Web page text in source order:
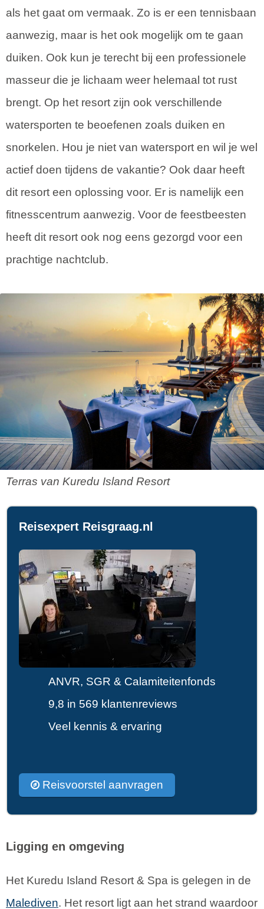
als het gaat om vermaak. Zo is er een tennisbaan
aanwezig, maar is het ook mogelijk om te gaan
duiken. Ook kun je terecht bij een professionele
masseur die je lichaam weer helemaal tot rust
brengt. Op het resort zijn ook verschillende
watersporten te beoefenen zoals duiken en
snorkelen. Hou je niet van watersport en wil je wel
actief doen tijdens de vakantie? Ook daar heeft
dit resort een oplossing voor. Er is namelijk een
fitnesscentrum aanwezig. Voor de feestbeesten
heeft dit resort ook nog eens gezorgd voor een
prachtige nachtclub.
Terras van Kuredu Island Resort
Reisexpert Reisgraag.nl
ANVR, SGR & Calamiteitenfonds
9,8 in 569 klantenreviews
Veel kennis & ervaring
Reisvoorstel aanvragen
Ligging en omgeving
Het Kuredu Island Resort & Spa is gelegen in de
Malediven. Het resort ligt aan het strand waardoor